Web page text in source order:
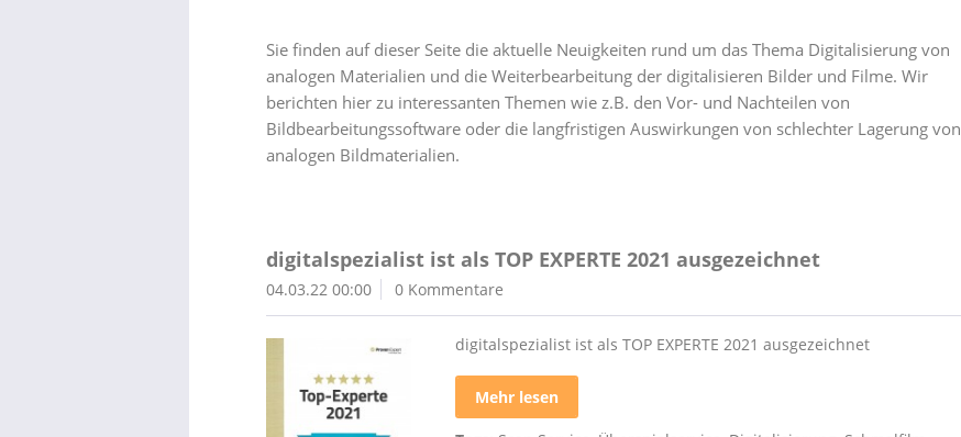
Sie finden auf dieser Seite die aktuelle Neuigkeiten rund um das Thema Digitalisierung von
analogen Materialien und die Weiterbearbeitung der digitalisieren Bilder und Filme. Wir
berichten hier zu interessanten Themen wie z.B. den Vor- und Nachteilen von
Bildbearbeitungssoftware oder die langfristigen Auswirkungen von schlechter Lagerung von
analogen Bildmaterialien.
digitalspezialist ist als TOP EXPERTE 2021 ausgezeichnet
04.03.22 00:00 0 Kommentare
digitalspezialist ist als TOP EXPERTE 2021 ausgezeichnet
Mehr lesen